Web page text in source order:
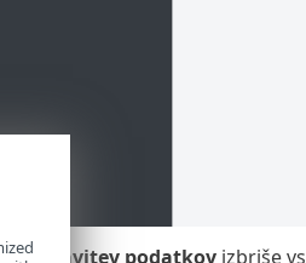
podatkovizbriše